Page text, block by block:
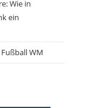
Wie in
ein
WM